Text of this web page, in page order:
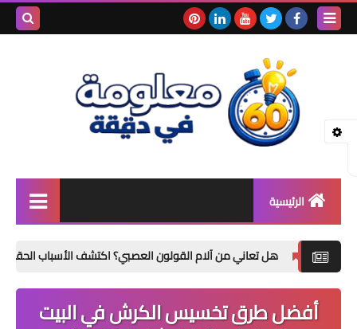
الرئيسية
والفيتامينات
هل تعاني من آلام القولون العصبي؟ اكتشف الأسباب الحقيقية وأفضل
أفضل طرق تخسيس الكرش في البيت